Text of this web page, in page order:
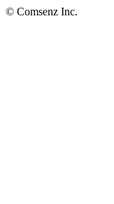
© Comsenz Inc.